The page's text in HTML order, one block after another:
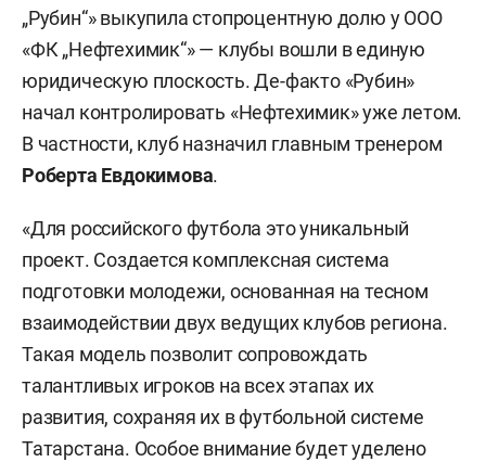
„Рубин“» выкупила стопроцентную долю у ООО
«ФК „Нефтехимик“» — клубы вошли в единую
юридическую плоскость. Де-факто «Рубин»
начал контролировать «Нефтехимик» уже летом.
В частности, клуб назначил главным тренером
Роберта Евдокимова.
«Для российского футбола это уникальный
проект. Создается комплексная система
подготовки молодежи, основанная на тесном
взаимодействии двух ведущих клубов региона.
Такая модель позволит сопровождать
талантливых игроков на всех этапах их
развития, сохраняя их в футбольной системе
Татарстана. Особое внимание будет уделено